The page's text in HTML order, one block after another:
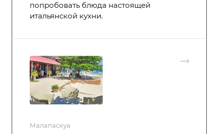
попробовать блюда настоящей
итальянской кухни.
Малапаскуа